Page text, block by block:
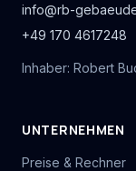
info@rb-
+49 170 4617248
Inhaber: Robert
UNTERNEHMEN
Preise & Rechner